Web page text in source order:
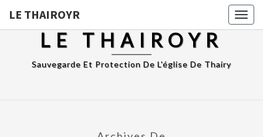
LE THAIROYR
LE THAIROYR
Sauvegarde Et Protection De L'église De Thairy